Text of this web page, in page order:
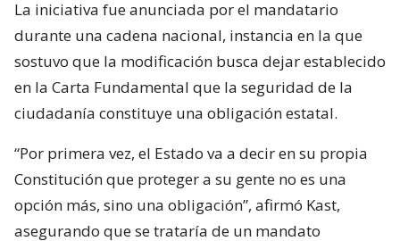
La iniciativa fue anunciada por el mandatario
durante una cadena nacional, instancia en la que
sostuvo que la modificación busca dejar establecido
en la Carta Fundamental que la seguridad de la
ciudadanía constituye una obligación estatal.
“Por primera vez, el Estado va a decir en su propia
Constitución que proteger a su gente no es una
opción más, sino una obligación”, afirmó Kast,
asegurando que se trataría de un mandato